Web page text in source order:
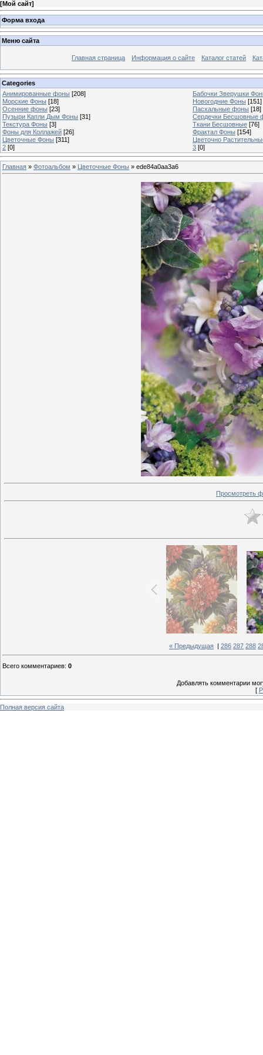
[Мой сайт]
Форма входа
Меню сайта
Главная страница Информация о сайте Каталог статей
Categories
Анимированные фоны [208]
Бабочки Зверушки
Морские Фоны [18] Новогодние Фоны [151]
Осенние фоны [23] Пасхальные фоны [18]
Пузыри Капли Дым Фоны [31]
Сердечки Бесшовные
Текстура Фоны [3] Ткани Бесшовные [76]
Фоны для Коллажей [26] Фрактал Фоны [154]
Цветочные Фоны [311]
Цветочно
2 [0] 3 [0]
Главная » Фотоальбом » Цветочные Фоны » ede84a0aa3a6
Просмотреть
« Предыдущая 286 287 288
Всего комментариев: 0
Добавлять комментарии
[
Полная версия сайта